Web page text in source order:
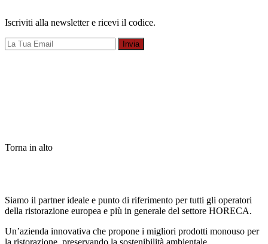
Iscriviti alla newsletter e ricevi il codice.
Invia
Torna in alto
Siamo il partner ideale e punto di riferimento per tutti gli operatori
della ristorazione europea e più in generale del settore HORECA.
Un’azienda innovativa che propone i migliori prodotti monouso per
la ristorazione, preservando la sostenibilità ambientale.